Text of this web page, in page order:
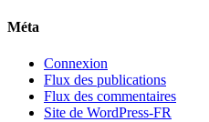
Méta
Connexion
Flux des publications
Flux des commentaires
Site de WordPress-FR